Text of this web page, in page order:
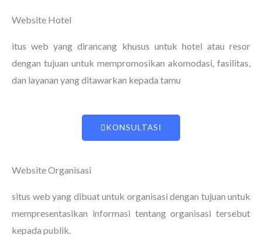
Website Hotel
itus web yang dirancang khusus untuk hotel atau resor
dengan tujuan untuk mempromosikan akomodasi, fasilitas,
dan layanan yang ditawarkan kepada tamu
KONSULTASI
Website Organisasi
situs web yang dibuat untuk organisasi dengan tujuan untuk
mempresentasikan informasi tentang organisasi tersebut
kepada publik.